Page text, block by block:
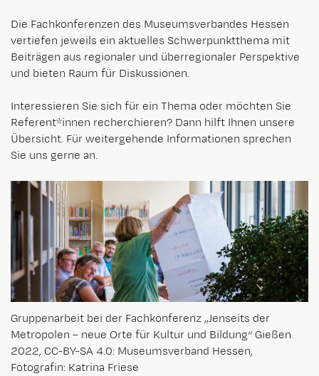
Die Fachkonferenzen des Museumsverbandes Hessen
vertiefen jeweils ein aktuelles Schwerpunktthema mit
Beiträgen aus regionaler und überregionaler Perspektive
und bieten Raum für Diskussionen.
Interessieren Sie sich für ein Thema oder möchten Sie
Referent*innen recherchieren? Dann hilft Ihnen unsere
Übersicht. Für weitergehende Informationen sprechen
Sie uns gerne an.
Gruppenarbeit bei der Fachkonferenz „Jenseits der
Metropolen – neue Orte für Kultur und Bildung“ Gießen
2022, CC-BY-SA 4.0: Museumsverband Hessen,
Fotografin: Katrina Friese